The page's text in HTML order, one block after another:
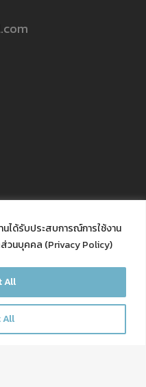
ได้รับประสบการณ์การใช้งาน
วนบุคคล (Privacy Policy)
All
All